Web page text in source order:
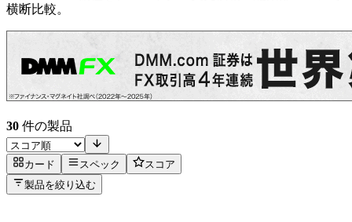
横断比較。
30 件の製品
カード スペック
スコア
製品を絞り込む